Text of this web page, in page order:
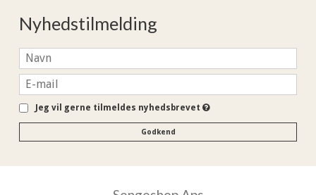
Nyhedstilmelding
Jeg vil gerne tilmeldes nyhedsbrevet
Godkend